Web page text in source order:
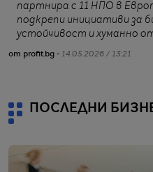
партнира с 11 НПО в
подкрепи инициативи за
устойчивост и хуманно
от profit.bg - 14.05.2026 / 13:21
ПОСЛЕДНИ